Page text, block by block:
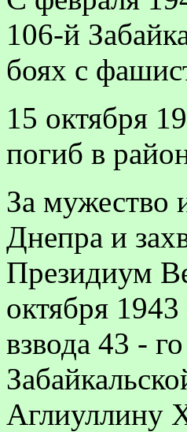
106-й
боях с
15 октября
погиб в
За мужество
Днепра и
Президиум
октября
взвода 43 -
Аглиуллину